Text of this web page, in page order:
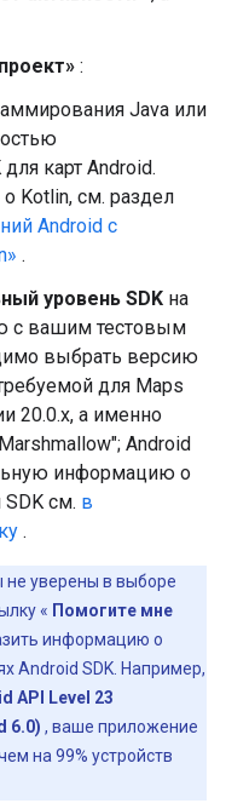
:
Java или
карт Android.
Kotlin, см. раздел
Android с
.
уровень SDK на
с вашим тестовым
выбрать версию
для Maps
20.0.x, а именно
Android
информацию о
см. в
.
не уверены в выборе
« Помогите мне
информацию о
Android SDK. Например,
API Level 23
6.0) , ваше приложение
на 99% устройств